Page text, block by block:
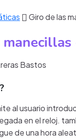
Giro de las
Bastos
al usuario
en el reloj.
de una hora